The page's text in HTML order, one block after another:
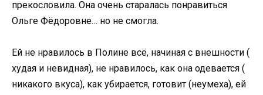
прекословила. Она очень старалась понравиться
Ольге Фёдоровне… но не смогла.
Ей не нравилось в Полине всё, начиная с внешности (
худая и невидная), не нравилось, как она одевается (
никакого вкуса), как убирается, готовит (неумеха), ей